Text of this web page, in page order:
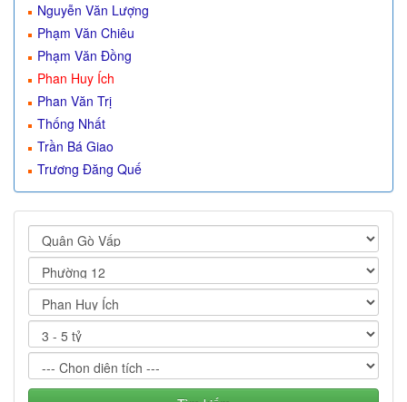
Nguyễn Văn Lượng
Phạm Văn Chiêu
Phạm Văn Đồng
Phan Huy Ích
Phan Văn Trị
Thống Nhất
Trần Bá Giao
Trương Đăng Quế